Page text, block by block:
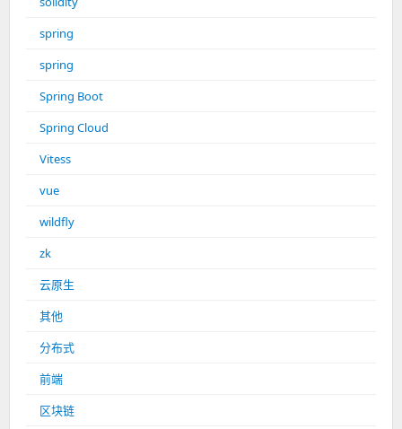
spring
spring
Spring Boot
Spring Cloud
Vitess
vue
wildfly
zk
云原生
其他
分布式
前端
区块链